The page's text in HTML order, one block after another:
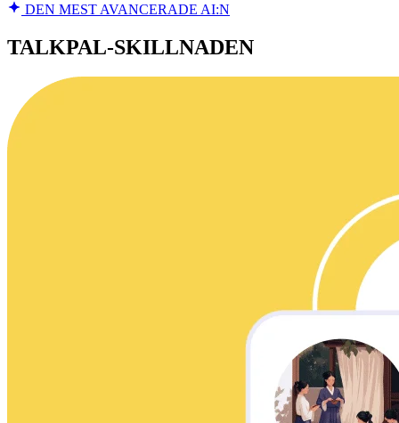
DEN MEST AVANCERADE AI:N
TALKPAL-SKILLNADEN